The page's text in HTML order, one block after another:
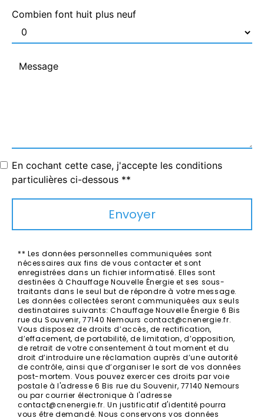
Combien font huit plus neuf
En cochant cette case, j'accepte les conditions
particulières ci-dessous **
Envoyer
** Les données personnelles communiquées sont
nécessaires aux fins de vous contacter et sont
enregistrées dans un fichier informatisé. Elles sont
destinées à Chauffage Nouvelle Énergie et ses sous-
traitants dans le seul but de répondre à votre message.
Les données collectées seront communiquées aux seuls
destinataires suivants: Chauffage Nouvelle Énergie 6 Bis
rue du Souvenir, 77140 Nemours contact@cnenergie.fr.
Vous disposez de droits d’accès, de rectification,
d’effacement, de portabilité, de limitation, d’opposition,
de retrait de votre consentement à tout moment et du
droit d’introduire une réclamation auprès d’une autorité
de contrôle, ainsi que d’organiser le sort de vos données
post-mortem. Vous pouvez exercer ces droits par voie
postale à l'adresse 6 Bis rue du Souvenir, 77140 Nemours
ou par courrier électronique à l'adresse
contact@cnenergie.fr. Un justificatif d'identité pourra
vous être demandé. Nous conservons vos données